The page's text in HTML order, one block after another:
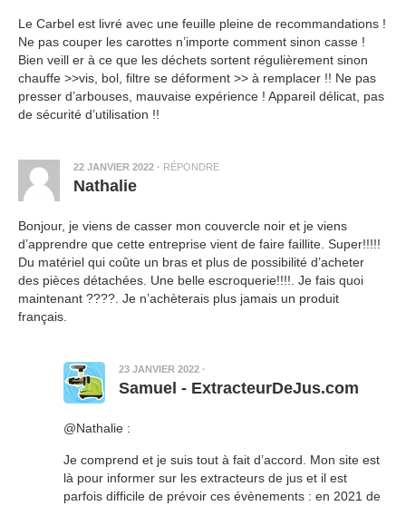
Le Carbel est livré avec une feuille pleine de recommandations !
Ne pas couper les carottes n’importe comment sinon casse !
Bien veill er à ce que les déchets sortent régulièrement sinon
chauffe >>vis, bol, filtre se déforment >> à remplacer !! Ne pas
presser d’arbouses, mauvaise expérience ! Appareil délicat, pas
de sécurité d’utilisation !!
22 JANVIER 2022 · RÉPONDRE
Nathalie
Bonjour, je viens de casser mon couvercle noir et je viens
d’apprendre que cette entreprise vient de faire faillite. Super!!!!!
Du matériel qui coûte un bras et plus de possibilité d’acheter
des pièces détachées. Une belle escroquerie!!!!. Je fais quoi
maintenant ????. Je n’achèterais plus jamais un produit
français.
23 JANVIER 2022 ·
Samuel - ExtracteurDeJus.com
@Nathalie :
Je comprend et je suis tout à fait d’accord. Mon site est
là pour informer sur les extracteurs de jus et il est
parfois difficile de prévoir ces évènements : en 2021 de